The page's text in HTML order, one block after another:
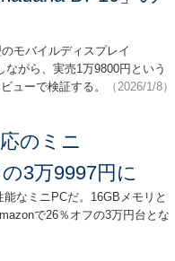
モバイルディスプレイ
がら、実売1万9800円という
ューで検証する。
（2026/1/8）
のミニ
3万9997円に
なミニPCだ。16GBメモリと
で26％オフの3万円台とな